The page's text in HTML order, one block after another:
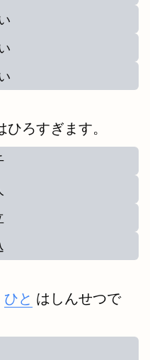
ひろすぎます。
ひと はしんせつで